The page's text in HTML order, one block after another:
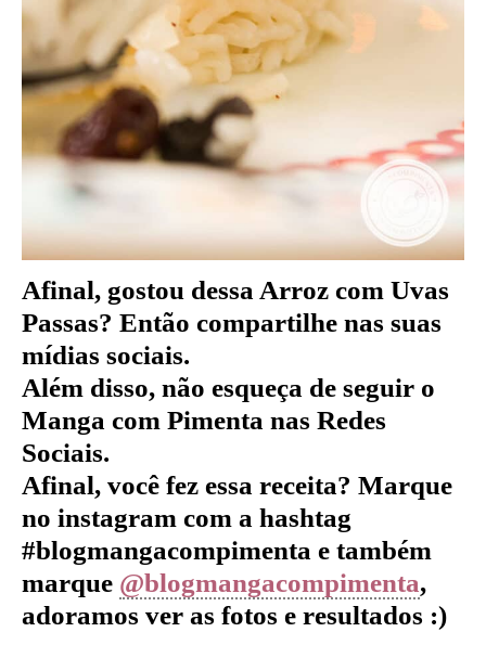
Afinal, gostou dessa Arroz com Uvas
Passas? Então compartilhe nas suas
mídias sociais.
Além disso, não esqueça de seguir o
Manga com Pimenta nas Redes
Sociais.
Afinal, você fez essa receita? Marque
no instagram com a hashtag
#blogmangacompimenta e também
marque @blogmangacompimenta,
adoramos ver as fotos e resultados :)